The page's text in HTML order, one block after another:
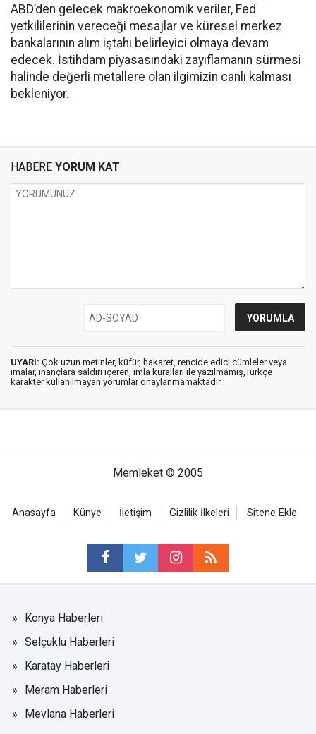
ABD’den gelecek makroekonomik veriler, Fed
yetkililerinin vereceği mesajlar ve küresel merkez
bankalarının alım iştahı belirleyici olmaya devam
edecek. İstihdam piyasasındaki zayıflamanın sürmesi
halinde değerli metallere olan ilgimizin canlı kalması
bekleniyor.
HABERE YORUM KAT
UYARI: Çok uzun metinler, küfür, hakaret, rencide edici cümleler veya
imalar, inançlara saldırı içeren, imla kuralları ile yazılmamış,Türkçe
karakter kullanılmayan yorumlar onaylanmamaktadır.
Memleket © 2005
Anasayfa Künye İletişim Gizlilik İlkeleri Sitene Ekle
Konya Haberleri
Selçuklu Haberleri
Karatay Haberleri
Meram Haberleri
Mevlana Haberleri